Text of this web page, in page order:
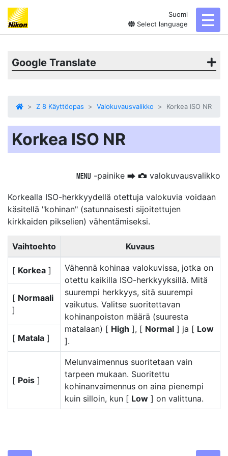
Suomi
Select language
Google Translate
Z 8 Käyttöopas Valokuvausvalikko Korkea ISO NR
Korkea ISO NR
G -painike U C valokuvausvalikko
Korkealla ISO-herkkyydellä otettuja valokuvia voidaan
käsitellä "kohinan" (satunnaisesti sijoitettujen
kirkkaiden pikselien) vähentämiseksi.
Vaihtoehto Kuvaus
[ Korkea ]
Vähennä kohinaa valokuvissa, jotka on
otettu kaikilla ISO-herkkyyksillä. Mitä
suurempi herkkyys, sitä suurempi
vaikutus. Valitse suoritettavan
kohinanpoiston määrä (suuresta
matalaan) [ High ], [ Normal ] ja [ Low
].
[ Normaali
]
[ Matala ]
[ Pois ]
Melunvaimennus suoritetaan vain
tarpeen mukaan. Suoritettu
kohinanvaimennus on aina pienempi
kuin silloin, kun [ Low ] on valittuna.